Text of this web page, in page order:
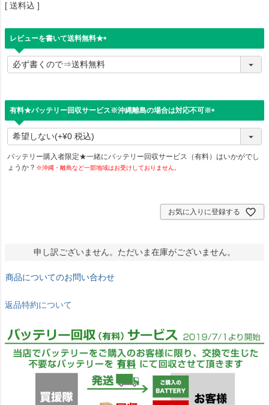
送料込
レビューを書いて送料無料★
必
須
有料★バッテリー回収サービス※沖縄離島の場合は対応不可※
須
)
バッテリー購入者限定★一緒にバッテリー回収サービス（有料）はいかがでし
ょうか？ ※沖縄・離島など一部地域はお受けしておりません。
お気に入りに登録する
申し訳ございません。ただいま在庫がございません。
商品についてのお問い合わせ
返品特約について